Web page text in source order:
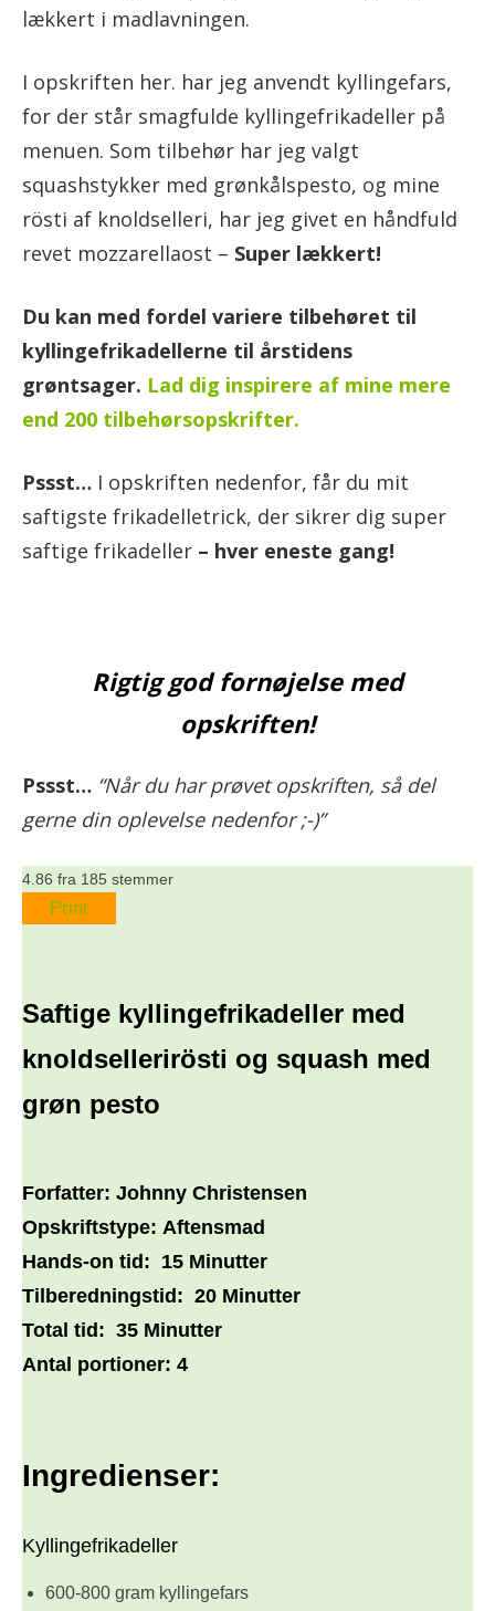
lækkert i madlavningen.
I opskriften her. har jeg anvendt kyllingefars,
for der står smagfulde kyllingefrikadeller på
menuen. Som tilbehør har jeg valgt
squashstykker med grønkålspesto, og mine
rösti af knoldselleri, har jeg givet en håndfuld
revet mozzarellaost – Super lækkert!
Du kan med fordel variere tilbehøret til
kyllingefrikadellerne til årstidens
grøntsager. Lad dig inspirere af mine mere
end 200 tilbehørsopskrifter.
Pssst… I opskriften nedenfor, får du mit
saftigste frikadelletrick, der sikrer dig super
saftige frikadeller – hver eneste gang!
Rigtig god fornøjelse med
opskriften!
Pssst… “Når du har prøvet opskriften, så del
gerne din oplevelse nedenfor ;-)”
4.86 fra 185 stemmer
Print
Saftige kyllingefrikadeller med
knoldsellerirösti og squash med
grøn pesto
Forfatter: Johnny Christensen
Opskriftstype: Aftensmad
Hands-on tid: 15 Minutter
Tilberedningstid: 20 Minutter
Total tid: 35 Minutter
Antal portioner: 4
Ingredienser:
Kyllingefrikadeller
600-800 gram kyllingefars